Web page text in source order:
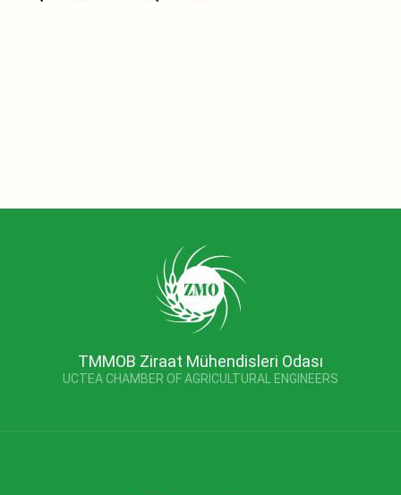
TMMOB Ziraat Mühendisleri Odası
UCTEA CHAMBER OF AGRICULTURAL ENGINEERS